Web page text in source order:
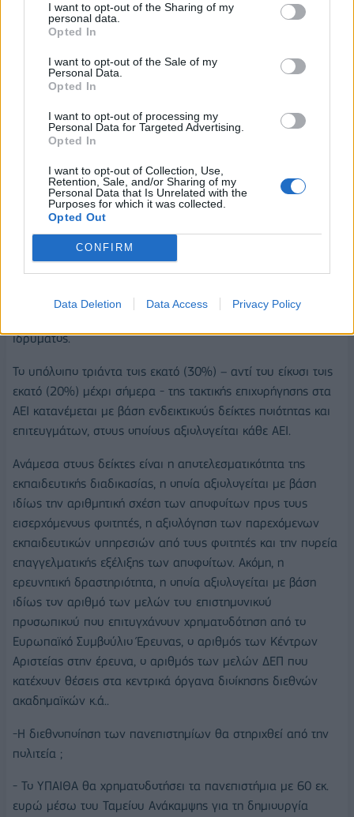
I want to opt-out of the Sharing of my
personal data.
Opted In
I want to opt-out of the Sale of my
Personal Data.
Opted In
I want to opt-out of processing my
Personal Data for Targeted Advertising.
Opted In
I want to opt-out of Collection, Use,
Retention, Sale, and/or Sharing of my
Personal Data that Is Unrelated with the
Purposes for which it was collected.
Opted Out
CONFIRM
Data Deletion Data Access Privacy Policy
αλλοδαπής, μπορούν παράλληλα να απασχολούνται μερικώς
σε ΑΕΙ της ημεδαπής ως συνεργαζόμενοι καθηγητές (Joint
Chairs) με αντικείμενο την παροχή διδακτικού ή ερευνητικού
έργου για τις ανάγκες ενός Τμήματος του ΑΕΙ.
-Η χρηματοδότηση των Πανεπιστημίων συνδέεται με
αξιολόγηση;
- Πλέον, το εβδομήντα τοις εκατό (70%) της τακτικής
επιχορήγησης στα ΑΕΙ κατανέμεται με αντικειμενικά κριτήρια
(αντί του ογδόντα τοις εκατό (80%) μέχρι σήμερα), όπως για
παράδειγμα ο συνολικός αριθμός των εγγεγραμμένων
φοιτητών ανά πρόγραμμα σπουδών,
πρόγραμμα σπουδών, η διάρκεια των προγραμμάτων
ιδρύματος.
​Το υπόλοιπο τριάντα τοις εκατό (30%) – αντί του είκοσι τοις
εκατό (20%) μέχρι σήμερα - της τακτικής επιχορήγησης στα
ΑΕΙ κατανέμεται με βάση ενδεικτικούς δείκτες ποιότητας και
επιτευγμάτων, στους οποίους αξιολογείται κάθε ΑΕΙ.
Ανάμεσα στους δείκτες είναι η αποτελεσματικότητα της
εκπαιδευτικής διαδικασίας, η οποία αξιολογείται με βάση
ιδίως την αριθμητική σχέση των αποφοίτων προς τους
εισερχόμενους φοιτητές, η αξιολόγηση των παρεχόμενων
εκπαιδευτικών υπηρεσιών από τους φοιτητές και την πορεία
επαγγελματικής εξέλιξης των αποφοίτων. Ακόμη, η
ερευνητική δραστηριότητα, η οποία αξιολογείται με βάση
ιδίως τον αριθμό των μελών του επιστημονικού
προσωπικού που επιτυγχάνουν χρηματοδότηση από το
Ευρωπαϊκό Συμβούλιο Έρευνας, ο αριθμός των Κέντρων
Αριστείας στην έρευνα, ο αριθμός των μελών ΔΕΠ που
κατέχουν θέσεις στα κεντρικά όργανα διοίκησης διεθνών
ακαδημαϊκών κ.ά..
-Η διεθνοποίηση των πανεπιστημίων θα στηριχθεί από την
πολιτεία ;
- Το ΥΠΑΙΘΑ θα χρηματοδοτήσει τα πανεπιστήμια με 60 εκ.
ευρώ μέσω του Ταμείου Ανάκαμψης για τη δημιουργία